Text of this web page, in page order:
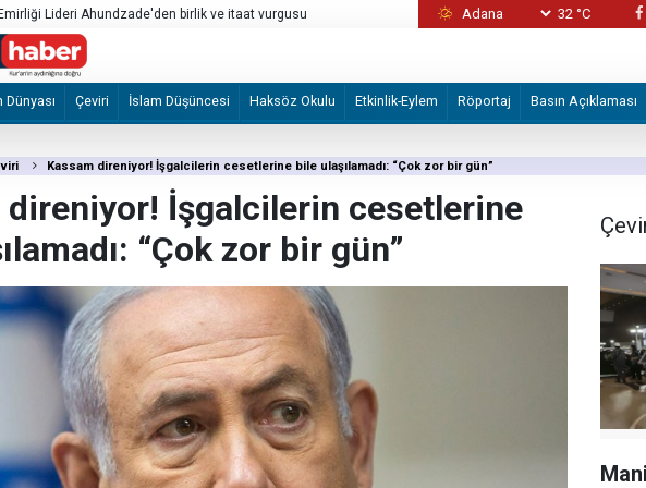
Lideri Ahundzade'den birlik ve itaat vurgusu
Filistinlilere şiddet uygulayan Yahudi işgalcileri finanse
ABD Güney Sudan ve Myanmar32 °C
Dünyası Çeviri İslam Düşüncesi Haksöz Okulu Etkinlik-Eylem Röportaj Basın Açıklaması
Kassam direniyor! İşgalcilerin cesetlerine bile ulaşılamadı: “Çok zor bir gün”
direniyor! İşgalcilerin cesetlerine
“Çok zor bir gün”